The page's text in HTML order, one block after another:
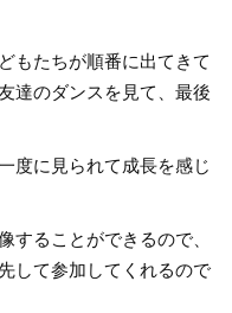
もたちが順番に出てきて
達のダンスを見て、最後
度に見られて成長を感じ
することができるので、
して参加してくれるので